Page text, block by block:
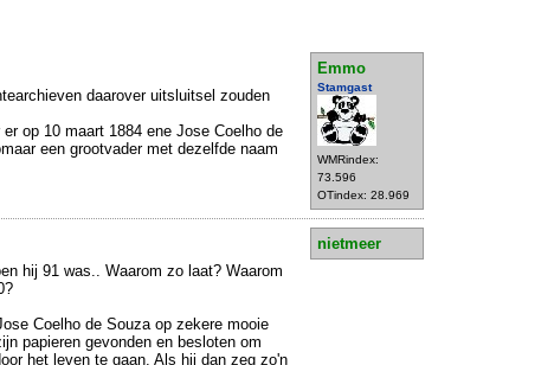
Emmo
Stamgast
WMRindex:
73.596
OTindex: 28.969
daarover uitsluitsel zouden
op 10 maart 1884 ene Jose Coelho de
een grootvader met dezelfde naam
nietmeer
hij 91 was.. Waarom zo laat? Waarom
Coelho de Souza op zekere mooie
papieren gevonden en besloten om
het leven te gaan. Als hij dan zeg zo'n